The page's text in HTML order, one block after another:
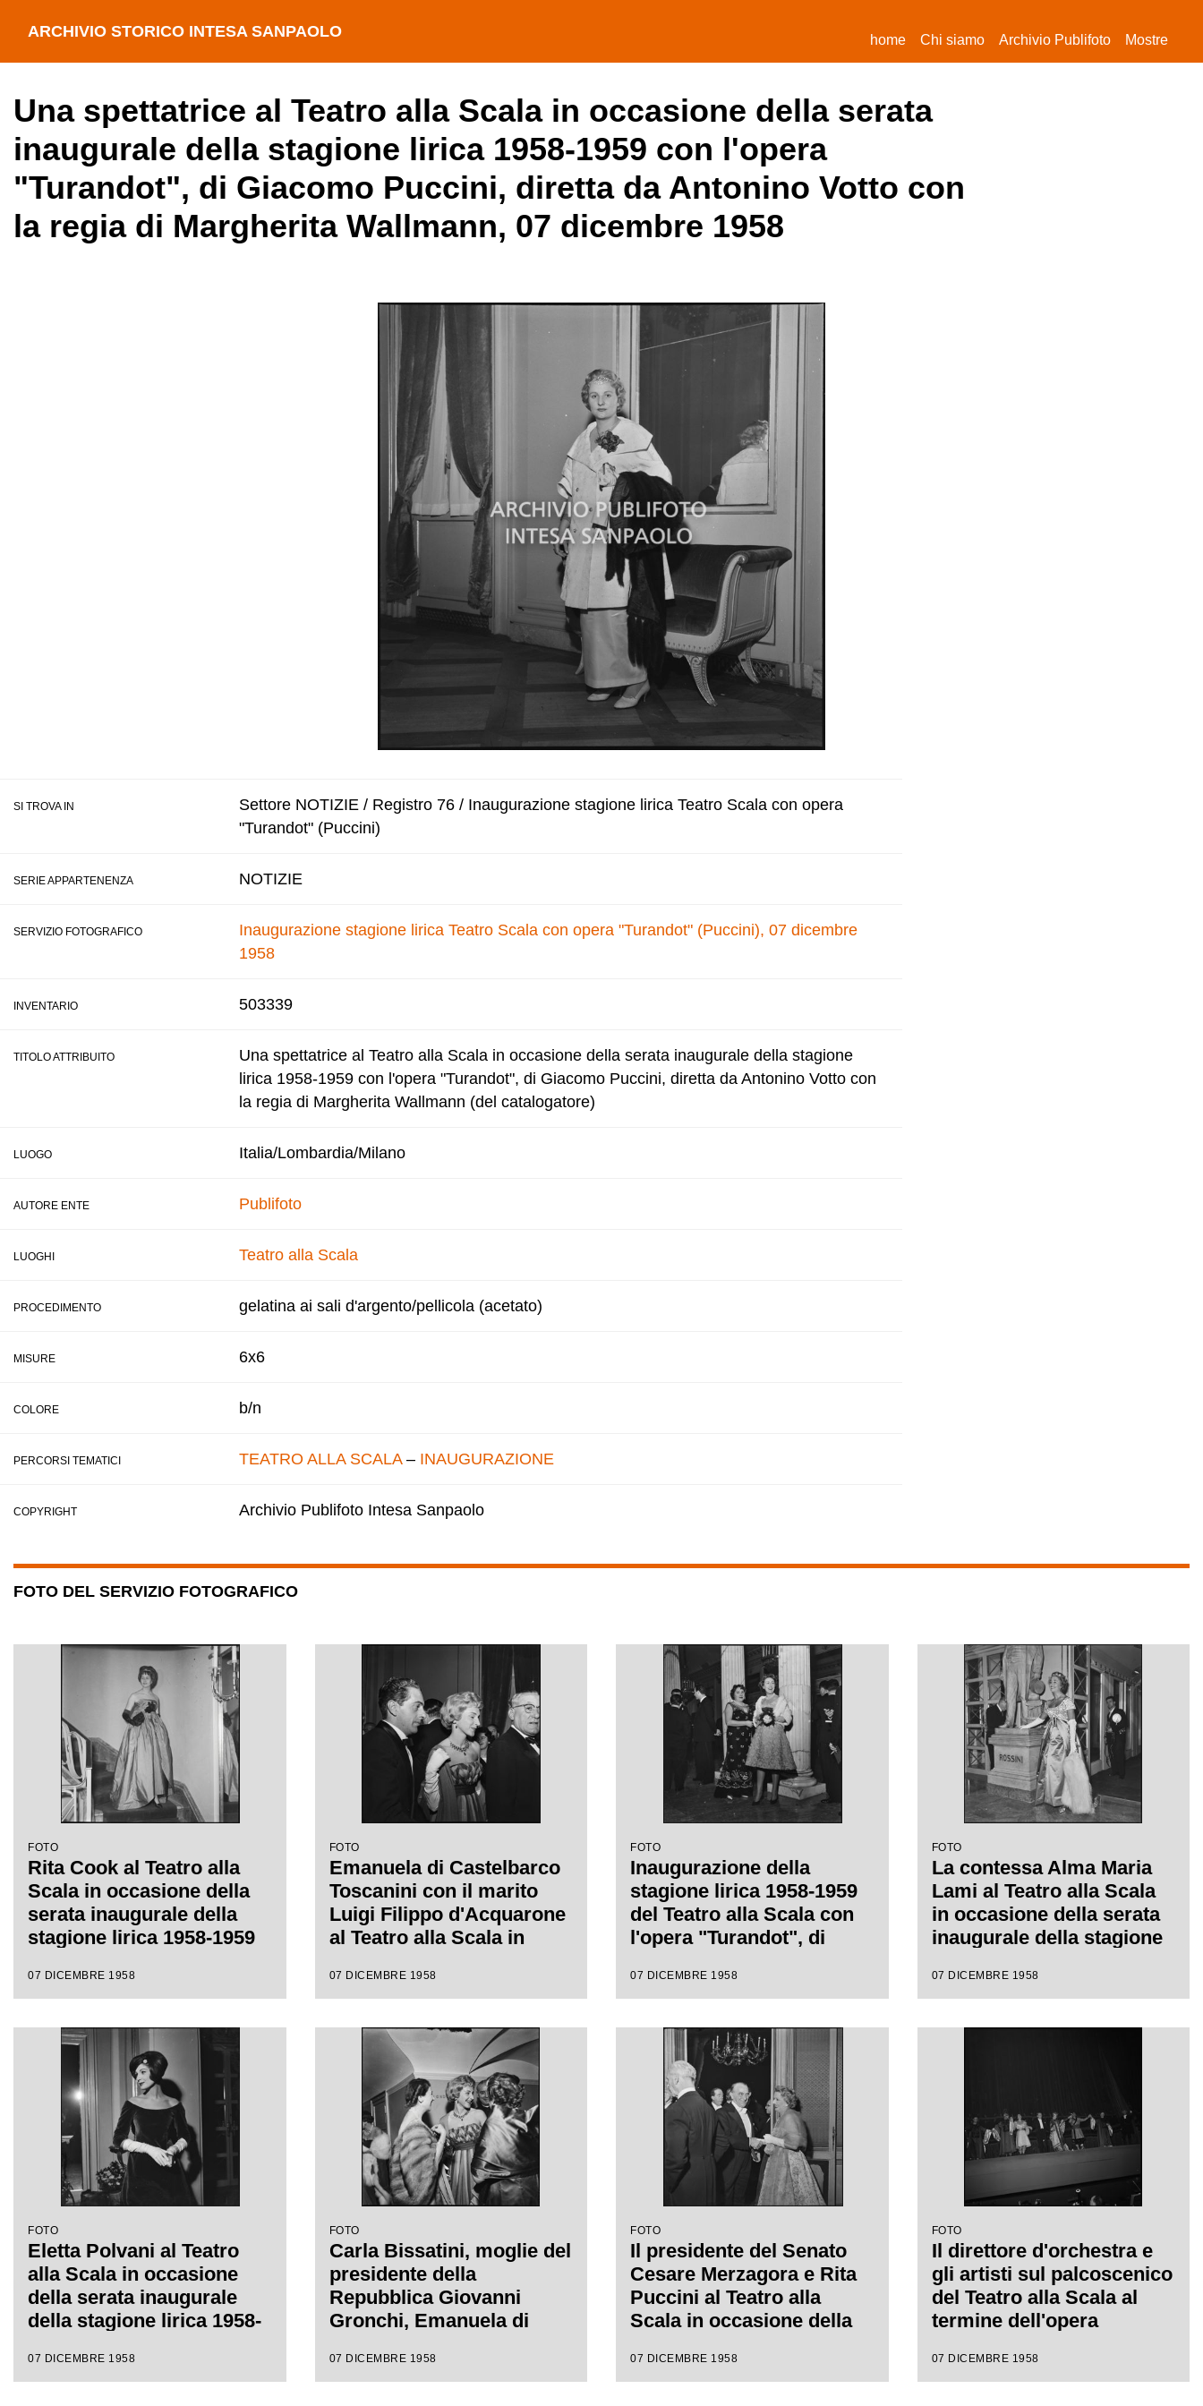
ARCHIVIO STORICO INTESA SANPAOLO home(current)
Chi siamo Archivio Publifoto Mostre
Una spettatrice al Teatro alla Scala in occasione della serata
inaugurale della stagione lirica 1958-1959 con l'opera
"Turandot", di Giacomo Puccini, diretta da Antonino Votto con
la regia di Margherita Wallmann, 07 dicembre 1958
SI TROVA IN
Settore NOTIZIE / Registro 76 / Inaugurazione stagione lirica Teatro Scala con opera
"Turandot" (Puccini)
SERIE APPARTENENZA NOTIZIE
SERVIZIO FOTOGRAFICO
Inaugurazione stagione lirica Teatro Scala con opera "Turandot" (Puccini), 07 dicembre
1958
INVENTARIO 503339
TITOLO ATTRIBUITO
Una spettatrice al Teatro alla Scala in occasione della serata inaugurale della stagione
lirica 1958-1959 con l'opera "Turandot", di Giacomo Puccini, diretta da Antonino Votto con
la regia di Margherita Wallmann (del catalogatore)
LUOGO Italia/Lombardia/Milano
AUTORE ENTE Publifoto
LUOGHI Teatro alla Scala
PROCEDIMENTO gelatina ai sali d'argento/pellicola (acetato)
MISURE 6x6
COLORE b/n
PERCORSI TEMATICI TEATRO ALLA SCALA– INAUGURAZIONE
COPYRIGHT Archivio Publifoto Intesa Sanpaolo
FOTO DEL SERVIZIO FOTOGRAFICO
FOTO
Rita Cook al Teatro alla
Scala in occasione della
serata inaugurale della
stagione lirica 1958-1959
Giacomo Puccini, diretta
regia di Margherita
Wallmann
07 DICEMBRE 1958
FOTO
Emanuela di Castelbarco
Toscanini con il marito
Luigi Filippo d'Acquarone
al Teatro alla Scala in
inaugurale della stagione
l'opera "Turandot", di
Giacomo Puccini, diretta
da Antonino Votto con la
regia di Margherita
Wallmann
07 DICEMBRE 1958
FOTO
Inaugurazione della
stagione lirica 1958-1959
del Teatro alla Scala con
l'opera "Turandot", di
da Antonino Votto con la
Wallmann
07 DICEMBRE 1958
FOTO
La contessa Alma Maria
Lami al Teatro alla Scala
in occasione della serata
inaugurale della stagione
l'opera "Turandot" di
da Antonino Votto con la
07 DICEMBRE 1958
FOTO
Eletta Polvani al Teatro
alla Scala in occasione
della serata inaugurale
della stagione lirica 1958-
"Turandot", di Giacomo
07 DICEMBRE 1958
FOTO
Carla Bissatini, moglie del
presidente della
Repubblica Giovanni
Gronchi, Emanuela di
Wally Toscanini al Teatro
07 DICEMBRE 1958
FOTO
Il presidente del Senato
Cesare Merzagora e Rita
Puccini al Teatro alla
Scala in occasione della
stagione lirica 1958-1959
07 DICEMBRE 1958
FOTO
Il direttore d'orchestra e
gli artisti sul palcoscenico
del Teatro alla Scala al
termine dell'opera
Puccini, diretta da
07 DICEMBRE 1958